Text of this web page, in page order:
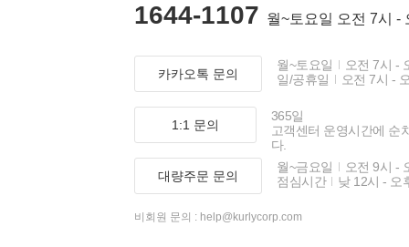
1644-1107 월~토요일 오전 7시 -
카카오톡 문의
월~토요일
오전 7시 -
일/공휴일
오전 7시 -
1:1 문의
365일
고객센터 운영시간에 순
다.
대량주문 문의
월~금요일
오전 9시 -
점심시간
낮 12시 - 오
비회원 문의 : help@kurlycorp.com